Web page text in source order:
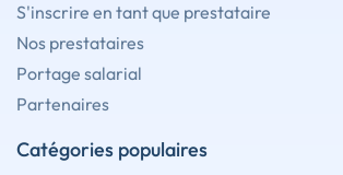
S'inscrire en tant que prestataire
Nos prestataires
Portage salarial
Partenaires
Catégories populaires